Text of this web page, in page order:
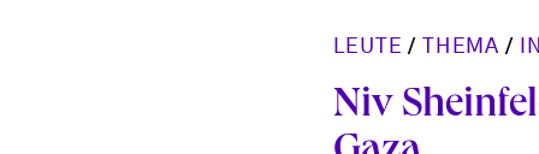
LEUTE / THEMA /
Niv